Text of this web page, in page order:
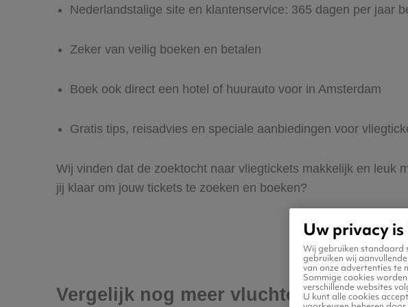
Nederlandstalige site en klantenservice: 365 dagen per jaar
Zeker van veilig boeken en betalen
Boek ook direct een hotel of huurauto voor in Amsterdam
Gratis tips, reisadvies en speciale aanbiedingen voor
Wij vinden dat de zoektocht naar vliegtickets makkelijk en leuk
jij klaar om jouw tickets te zoeken en boeken?
Vergelijk nog meer vluchten naar
Uw privacy
Wij gebruiken standaard
gebruiken wij
van onze advertenties te
Sommige cookies
verschillende websites
U kunt alle cookies